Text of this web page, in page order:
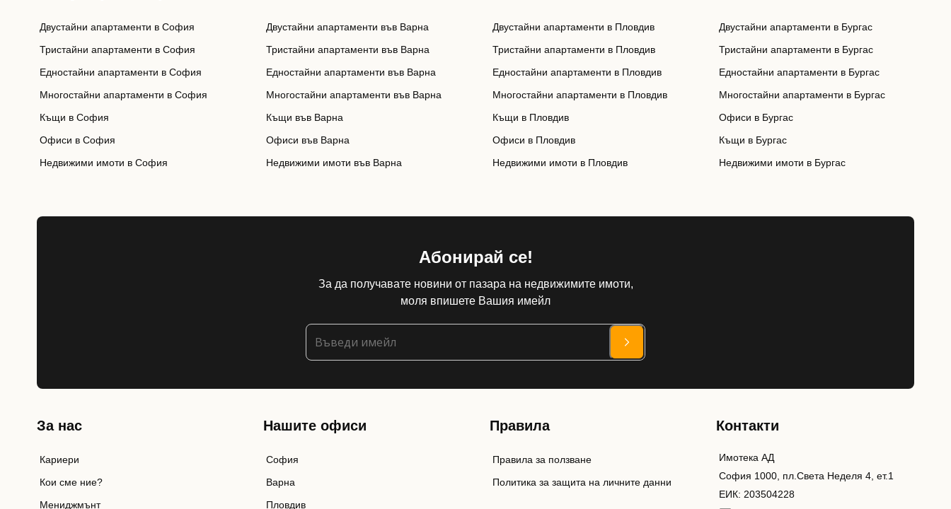
Двустайни апартаменти в София
Тристайни апартаменти в София
Едностайни апартаменти в София
Многостайни апартаменти в София
Къщи в София
Офиси в София
Недвижими имоти в София
Двустайни апартаменти във Варна
Тристайни апартаменти във Варна
Едностайни апартаменти във Варна
Многостайни апартаменти във Варна
Къщи във Варна
Офиси във Варна
Недвижими имоти във Варна
Двустайни апартаменти в Пловдив
Тристайни апартаменти в Пловдив
Едностайни апартаменти в Пловдив
Многостайни апартаменти в Пловдив
Къщи в Пловдив
Офиси в Пловдив
Недвижими имоти в Пловдив
Двустайни апартаменти в Бургас
Тристайни апартаменти в Бургас
Едностайни апартаменти в Бургас
Многостайни апартаменти в Бургас
Офиси в Бургас
Къщи в Бургас
Недвижими имоти в Бургас
Абонирай се!
За да получавате новини от пазара на недвижимите имоти,
моля впишете Вашия имейл
За нас
Кариери
Кои сме ние?
Мениджмънт
Нашите офиси
София
Варна
Пловдив
Правила
Правила за ползване
Политика за защита на личните данни
Контакти
Имотека АД
София 1000, пл.Света Неделя 4, ет.1
ЕИК: 203504228